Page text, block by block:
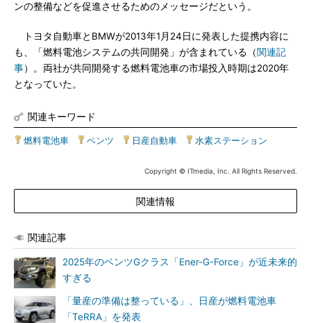
ンの整備などを促進させるためのメッセージだという。
トヨタ自動車とBMWが2013年1月24日に発表した提携内容に
も、「燃料電池システムの共同開発」が含まれている（関連記
事）。両社が共同開発する燃料電池車の市場投入時期は2020年
となっていた。
関連キーワード
燃料電池車 ベンツ 日産自動車 水素ステーション
Copyright © ITmedia, Inc. All Rights Reserved.
関連情報
関連記事
2025年のベンツGクラス「Ener-G-Force」が近未来的
すぎる
「量産の準備は整っている」、日産が燃料電池車
「TeRRA」を発表